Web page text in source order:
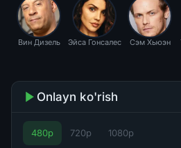
Вин Дизель Эйса Гонсалес Сэм Хьюэн
Onlayn ko'rish
480p 720p 1080p